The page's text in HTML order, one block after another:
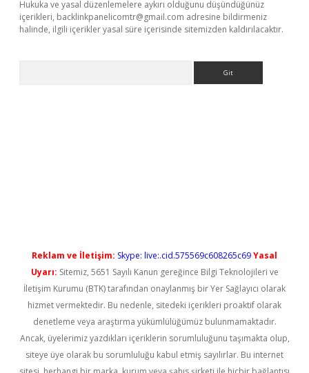
Hukuka ve yasal düzenlemelere aykırı olduğunu düşündüğünüz
içerikleri, backlinkpanelicomtr@gmail.com adresine bildirmeniz
halinde, ilgili içerikler yasal süre içerisinde sitemizden kaldırılacaktır.
Reklam ve İletişim: Skype: live:.cid.575569c608265c69Yasal
Uyarı: Sitemiz, 5651 Sayılı Kanun gereğince Bilgi Teknolojileri ve
İletişim Kurumu (BTK) tarafından onaylanmış bir Yer Sağlayıcı olarak
hizmet vermektedir. Bu nedenle, sitedeki içerikleri proaktif olarak
denetleme veya araştırma yükümlülüğümüz bulunmamaktadır.
Ancak, üyelerimiz yazdıkları içeriklerin sorumluluğunu taşımakta olup,
siteye üye olarak bu sorumluluğu kabul etmiş sayılırlar. Bu internet